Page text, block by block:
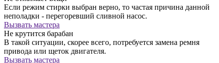
Если режим стирки выбран верно, то частая причина данной
неполадки - перегоревший сливной насос.
Вызвать мастера
Не крутится барабан
В такой ситуации, скорее всего, потребуется замена ремня
привода или щеток двигателя.
Вызвать мастера